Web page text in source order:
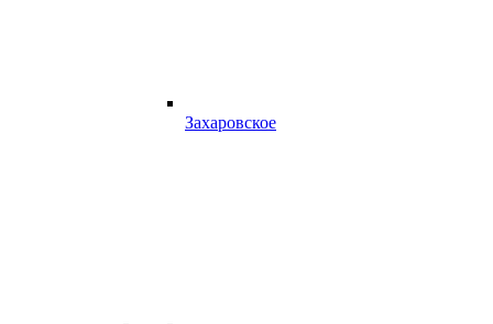
Захаровское